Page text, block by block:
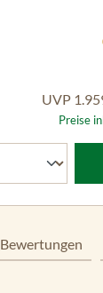
UVP
Preise
Bewertungen